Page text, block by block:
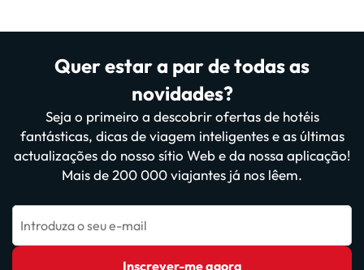
Quer estar a par de todas as
novidades?
Seja o primeiro a descobrir ofertas de hotéis
fantásticas, dicas de viagem inteligentes e as últimas
actualizações do nosso sítio Web e da nossa aplicação!
Mais de 200 000 viajantes já nos lêem.
Introduza o seu e-mail
Inscrever-me agora